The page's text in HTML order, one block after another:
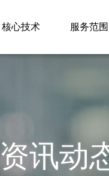
核心技术 服务范围
资讯动